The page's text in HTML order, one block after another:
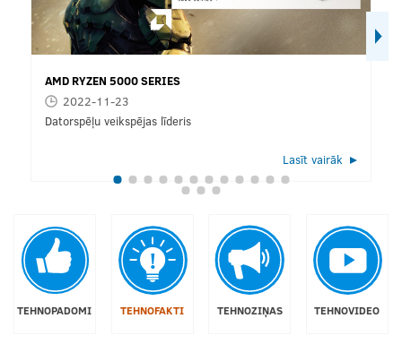
AMD RYZEN 5000 SERIES
2022-11-23
Datorspēļu veikspējas līderis
Lasīt vairāk
TEHNOPADOMI TEHNOFAKTI TEHNOZIŅAS TEHNOVIDEO